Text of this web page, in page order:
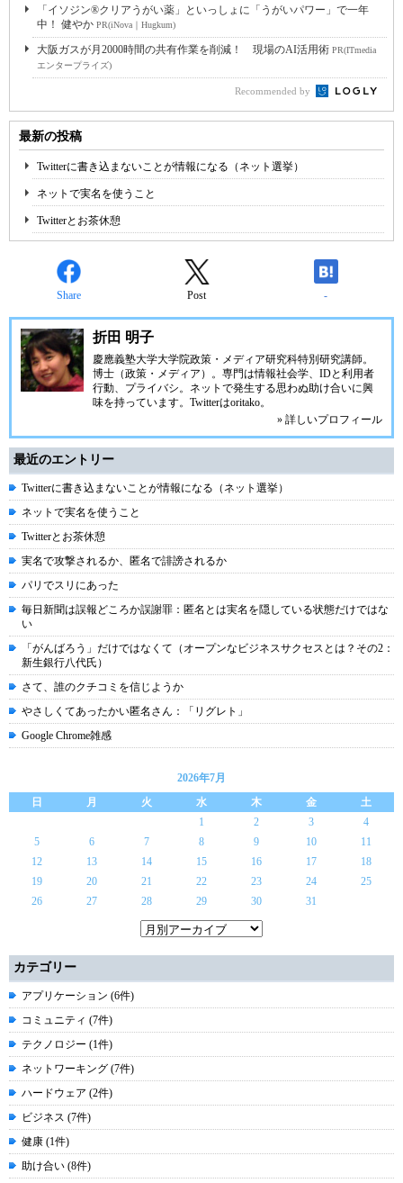
「イソジン®クリアうがい薬」といっしょに「うがいパワー」で一年
中！ 健やか PR(iNova｜Hugkum)
大阪ガスが月2000時間の共有作業を削減！ 現場のAI活用術 PR(ITmedia
エンタープライズ)
Recommended by
最新の投稿
Twitterに書き込まないことが情報になる（ネット選挙）
ネットで実名を使うこと
Twitterとお茶休憩
Share Post -
折田 明子
慶應義塾大学大学院政策・メディア研究科特別研究講師。
博士（政策・メディア）。専門は情報社会学、IDと利用者
行動、プライバシ。ネットで発生する思わぬ助け合いに興
味を持っています。Twitterはoritako。
» 詳しいプロフィール
最近のエントリー
Twitterに書き込まないことが情報になる（ネット選挙）
ネットで実名を使うこと
Twitterとお茶休憩
実名で攻撃されるか、匿名で誹謗されるか
パリでスリにあった
毎日新聞は誤報どころか誤謝罪：匿名とは実名を隠している状態だけではな
い
「がんばろう」だけではなくて（オープンなビジネスサクセスとは？その2：
新生銀行八代氏）
さて、誰のクチコミを信じようか
やさしくてあったかい匿名さん：「リグレト」
Google Chrome雑感
2026年7月
日
月 火 水 木 金
土
1
2 3
4
5
6 7 8 9 10
11
12
13 14 15 16 17
18
19
20 21 22 23 24
25
26
27 28 29 30 31
カテゴリー
アプリケーション (6件)
コミュニティ (7件)
テクノロジー (1件)
ネットワーキング (7件)
ハードウェア (2件)
ビジネス (7件)
健康 (1件)
助け合い (8件)